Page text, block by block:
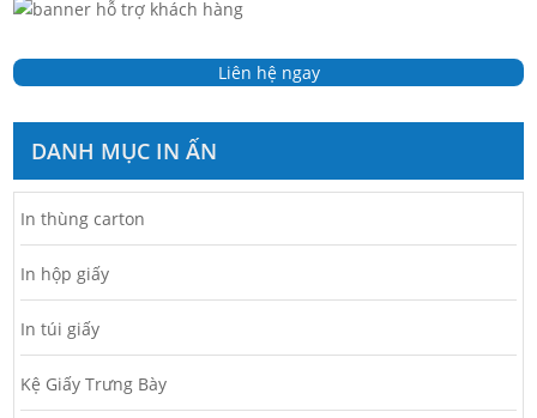
Liên hệ ngay
DANH MỤC IN ẤN
In thùng carton
In hộp giấy
In túi giấy
Kệ Giấy Trưng Bày